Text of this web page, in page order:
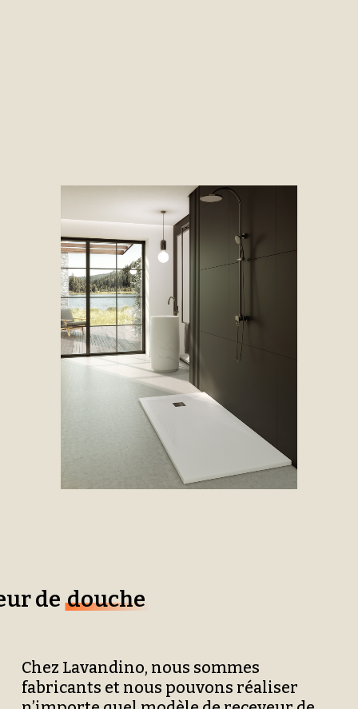
dedouche
Chez Lavandino, nous sommes
fabricants et nous pouvons réaliser